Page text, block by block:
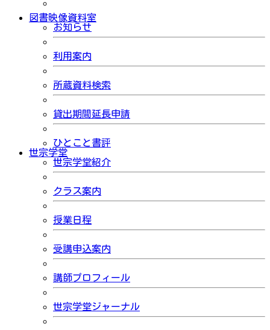
図書映像資料室
お知らせ
利用案内
所蔵資料検索
貸出期間延長申請
ひとこと書評
世宗学堂
世宗学堂紹介
クラス案内
授業日程
受講申込案内
講師プロフィール
世宗学堂ジャーナル